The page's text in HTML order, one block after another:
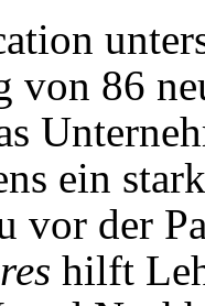
von 86
ein
vor der
hilft